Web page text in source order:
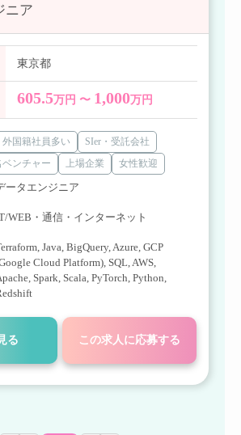
ニア
東京都
605.5万円 〜 1,000万円
外国籍社員多い
SIer・受託会社
ベンチャー 上場企業 女性歓迎
ータエンジニア
WEB・通信・インターネット
, Java, BigQuery,Azure, GCP
Cloud Platform), SQL,AWS,
, Spark, Scala, PyTorch, Python,
る この求人に応募する